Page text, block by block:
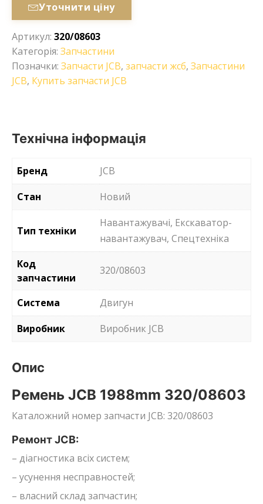
Уточнити ціну
Артикул: 320/08603
Категорія: Запчастини
Позначки: Запчасти JCB, запчасти жсб, Запчастини
JCB, Купить запчасти JCB
Технічна інформація
Бренд
JCB
Стан
Новий
Тип техніки
Навантажувачі, Екскаватор-
навантажувач, Спецтехніка
Код
запчастини
320/08603
Система
Двигун
Виробник
Виробник JCB
Опис
Ремень JCB 1988mm 320/08603
Каталожний номер запчасти JCB: 320/08603
Ремонт JCB:
– діагностика всіх систем;
– усунення несправностей;
– власний склад запчастин;